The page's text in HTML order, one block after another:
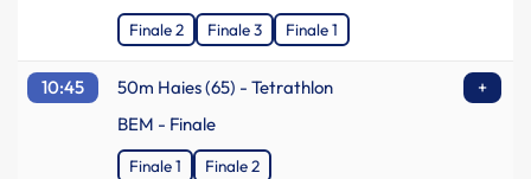
Finale 2 Finale 3 Finale 1
10:45 50m Haies (65) - Tetrathlon
+
BEM - Finale
Finale 1 Finale 2